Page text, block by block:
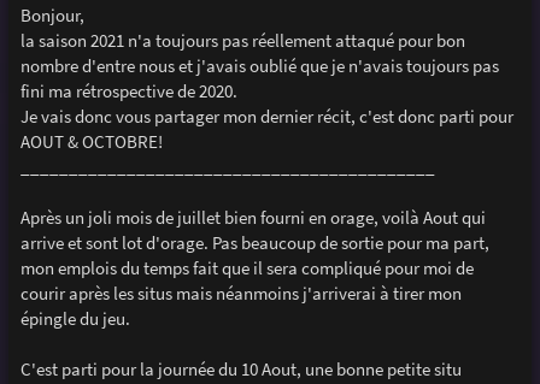
s
s
a
e
Bonjour,
la saison 2021 n'a toujours pas réellement attaqué pour bon
nombre d'entre nous et j'avais oublié que je n'avais toujours pas
fini ma rétrospective de 2020.
Je vais donc vous partager mon dernier récit, c'est donc parti pour
AOUT & OCTOBRE!
Après un joli mois de juillet bien fourni en orage, voilà Aout qui
arrive et sont lot d'orage. Pas beaucoup de sortie pour ma part,
mon emplois du temps fait que il sera compliqué pour moi de
courir après les situs mais néanmoins j'arriverai à tirer mon
épingle du jeu.
C'est parti pour la journée du 10 Aout, une bonne petite situ